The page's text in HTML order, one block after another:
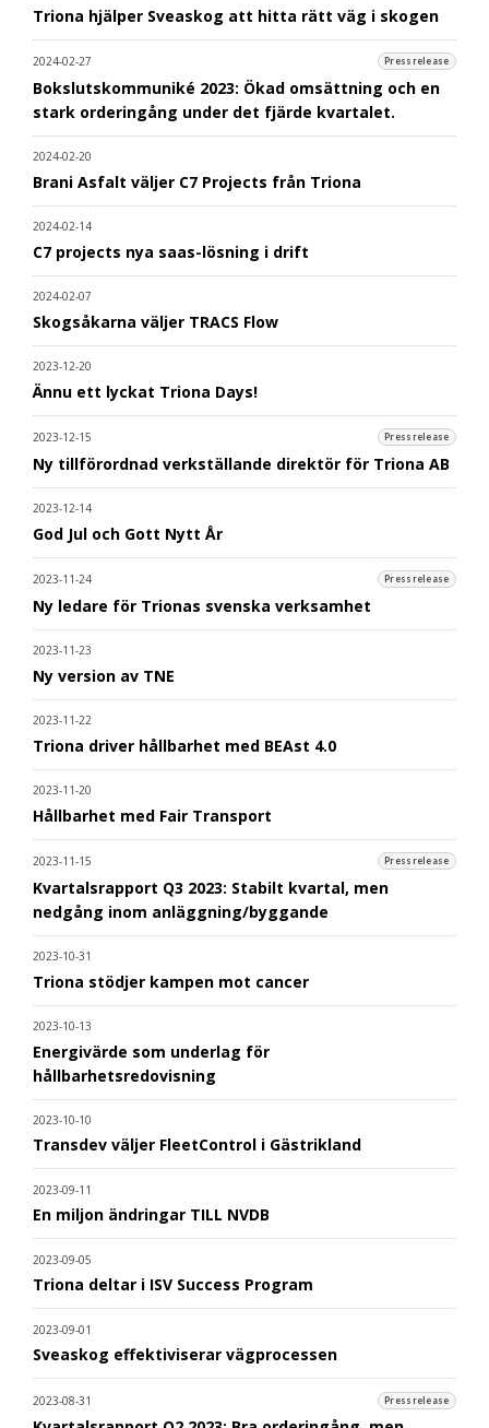
Triona hjälper Sveaskog att hitta rätt väg i skogen
2024-02-27 Pressrelease
Bokslutskommuniké 2023: Ökad omsättning och en
stark orderingång under det fjärde kvartalet.
2024-02-20
Brani Asfalt väljer C7 Projects från Triona
2024-02-14
C7 projects nya saas-lösning i drift
2024-02-07
Skogsåkarna väljer TRACS Flow
2023-12-20
Ännu ett lyckat Triona Days!
2023-12-15 Pressrelease
Ny tillförordnad verkställande direktör för Triona AB
2023-12-14
God Jul och Gott Nytt År
2023-11-24 Pressrelease
Ny ledare för Trionas svenska verksamhet
2023-11-23
Ny version av TNE
2023-11-22
Triona driver hållbarhet med BEAst 4.0
2023-11-20
Hållbarhet med Fair Transport
2023-11-15 Pressrelease
Kvartalsrapport Q3 2023: Stabilt kvartal, men
nedgång inom anläggning/byggande
2023-10-31
Triona stödjer kampen mot cancer
2023-10-13
Energivärde som underlag för
hållbarhetsredovisning
2023-10-10
Transdev väljer FleetControl i Gästrikland
2023-09-11
En miljon ändringar TILL NVDB
2023-09-05
Triona deltar i ISV Success Program
2023-09-01
Sveaskog effektiviserar vägprocessen
2023-08-31 Pressrelease